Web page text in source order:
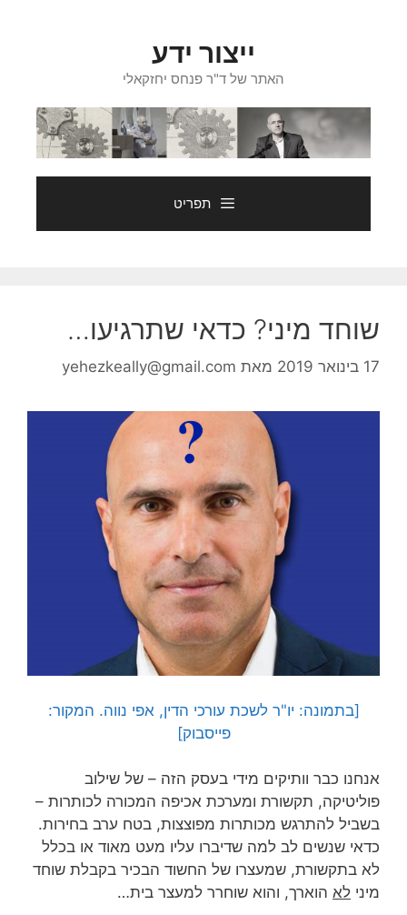
ייצור ידע
האתר של ד"ר פנחס יחזקאלי
תפריט
שוחד מיני? כדאי שתרגיעו…
17 בינואר 2019 מאת yehezkeally@gmail.com
[בתמונה: יו"ר לשכת עורכי הדין, אפי נווה. המקור:
פייסבוק]
אנחנו כבר וותיקים מידי בעסק הזה – של שילוב
פוליטיקה, תקשורת ומערכת אכיפה המכורה לכותרות –
בשביל להתרגש מכותרות מפוצצות, בטח ערב בחירות.
כדאי שנשים לב למה שדיברו עליו מעט מאוד או בכלל
לא בתקשורת, שמעצרו של החשוד הבכיר בקבלת שוחד
מיני לא הוארך, והוא שוחרר למעצר בית…